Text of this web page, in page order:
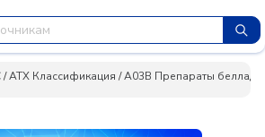
/АТХ Классификация /A03B Препараты